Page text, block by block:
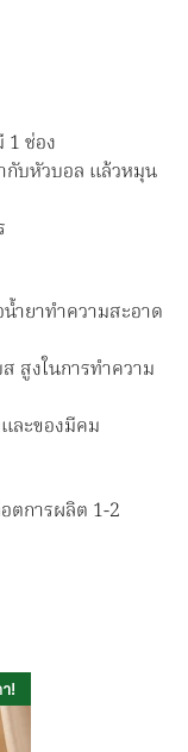
1 ช่อง
กับหัวบอล แล้วหมุน
ำยาทำความสะอาด
สูงในการทำความ
ละของมีคม
ตการผลิต 1-2
!